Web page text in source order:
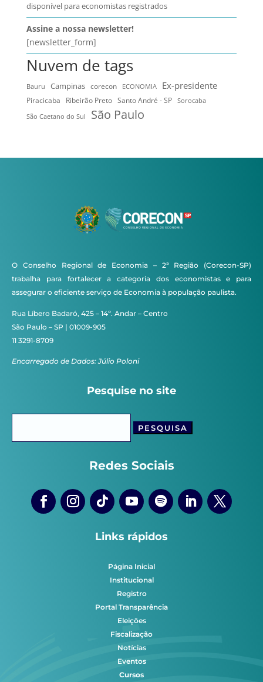
disponível para economistas registrados
Assine a nossa newsletter!
[newsletter_form]
Nuvem de tags
Bauru Campinas corecon ECONOMIA Ex-presidente
Piracicaba Ribeirão Preto Santo André - SP
Sorocaba
São Caetano do Sul
São Paulo
O Conselho Regional de Economia – 2ª Região (Corecon-SP)
trabalha para fortalecer a categoria dos economistas e para
assegurar o eficiente serviço de Economia à população paulista.
Rua Líbero Badaró, 425 – 14º. Andar – Centro
São Paulo – SP | 01009-905
11 3291-8709
Encarregado de Dados: Júlio Poloni
Pesquise no site
Redes Sociais
Links rápidos
Página Inicial
Institucional
Registro
Portal Transparência
Eleições
Fiscalização
Notícias
Eventos
Cursos